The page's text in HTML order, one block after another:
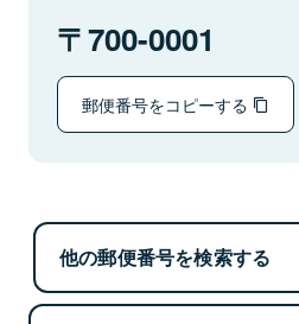
700-0001
郵便番号をコピーする
他の郵便番号を検索する